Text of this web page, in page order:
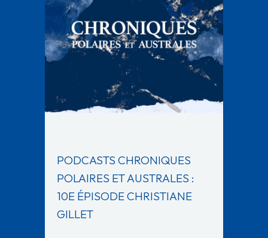
PODCASTS CHRONIQUES
POLAIRES ET AUSTRALES :
10E ÉPISODE CHRISTIANE
GILLET